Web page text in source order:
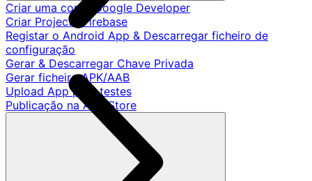
Criar uma conta Google Developer
Criar Projecto Firebase
Registar o Android App & Descarregar ficheiro de
configuração
Gerar & Descarregar Chave Privada
Gerar ficheiro APK/AAB
Upload App para testes
Publicação na App Store